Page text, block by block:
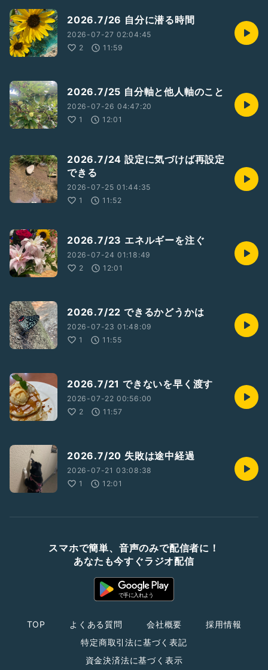
2026.7/26 自分に潜る時間
2026-07-27 02:04:45
2
11:59
2026.7/25 自分軸と他人軸のこと
2026-07-26 04:47:20
1
12:01
2026.7/24 設定に気づけば再設定
できる
2026-07-25 01:44:35
1
11:52
2026.7/23 エネルギーを注ぐ
2026-07-24 01:18:49
2
12:01
2026.7/22 できるかどうかは
2026-07-23 01:48:09
1
11:55
2026.7/21 できないを早く渡す
2026-07-22 00:56:00
2
11:57
2026.7/20 失敗は途中経過
2026-07-21 03:08:38
1
12:01
スマホで簡単、音声のみで配信者に！
あなたも今すぐラジオ配信
TOP よくある質問 会社概要
採用情報
特定商取引法に基づく表記
資金決済法に基づく表示